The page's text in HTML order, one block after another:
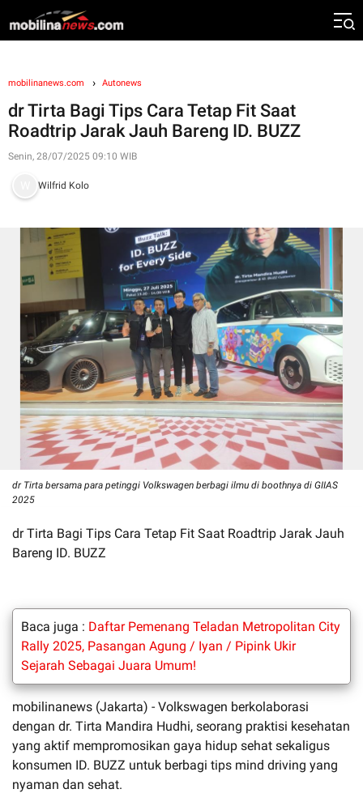
mobilinanews.com Autonews
dr Tirta Bagi Tips Cara Tetap Fit Saat
Roadtrip Jarak Jauh Bareng ID. BUZZ
Senin, 28/07/2025 09:10 WIB
Wilfrid Kolo
dr Tirta bersama para petinggi Volkswagen berbagi ilmu di boothnya di GIIAS
2025
dr Tirta Bagi Tips Cara Tetap Fit Saat Roadtrip Jarak Jauh
Bareng ID. BUZZ
Baca juga : Daftar Pemenang Teladan Metropolitan City
Rally 2025, Pasangan Agung / Iyan / Pipink Ukir
Sejarah Sebagai Juara Umum!
mobilinanews (Jakarta) - Volkswagen berkolaborasi
dengan dr. Tirta Mandira Hudhi, seorang praktisi kesehatan
yang aktif mempromosikan gaya hidup sehat sekaligus
konsumen ID. BUZZ untuk berbagi tips mind driving yang
nyaman dan sehat.